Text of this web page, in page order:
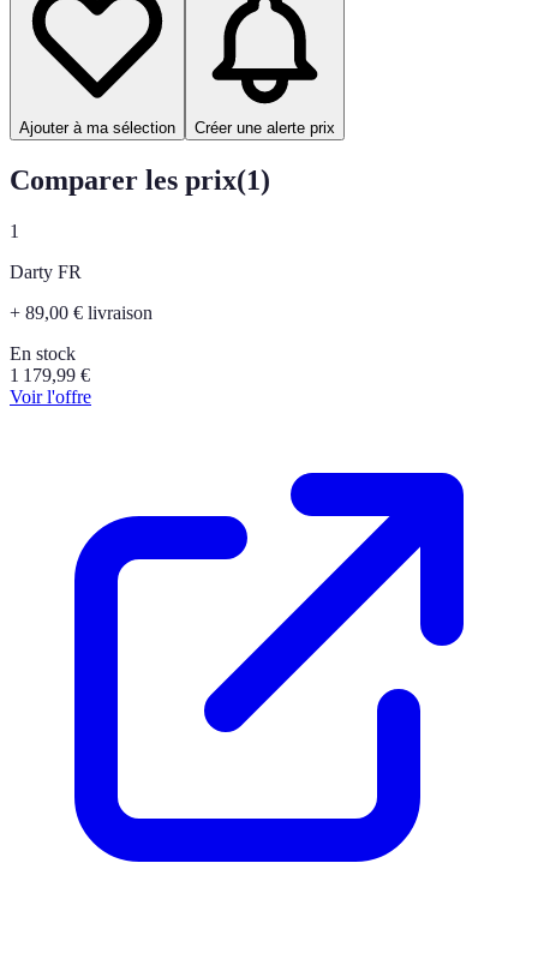
Ajouter à ma sélection Créer une alerte prix
Comparer les prix(1)
1
Darty FR
+ 89,00 € livraison
En stock
1 179,99 €
Voir l'offre